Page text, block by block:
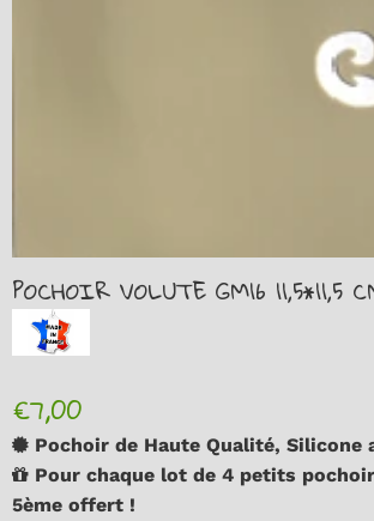
POCHOIR VOLUTE GM16 11,5*11,5
€7,00
Pochoir de Haute Qualité, Silicone
Pour chaque lot de 4 petits
5ème offert !